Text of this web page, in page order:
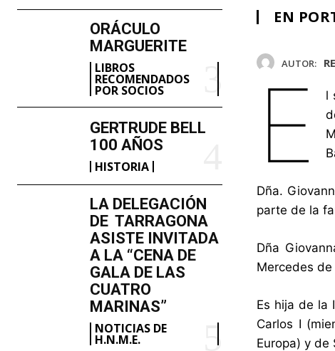
ORÁCULO
MARGUERITE
LIBROS
RECOMENDADOS
POR SOCIOS
GERTRUDE BELL
100 AÑOS
HISTORIA
LA DELEGACIÓN
DE TARRAGONA
ASISTE INVITADA
A LA “CENA DE
GALA DE LAS
CUATRO
MARINAS”
NOTICIAS DE
H.N.M.E.
EN
AUTOR:
E
l
Dña.
parte de la
Dña
Mercedes
Es hija de la
Carlos I
Europa) y de